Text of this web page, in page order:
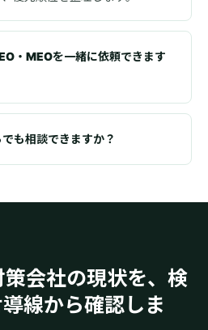
・MEOを一緒に依頼できます
も相談できますか？
会社の現状を、検
線から確認しま